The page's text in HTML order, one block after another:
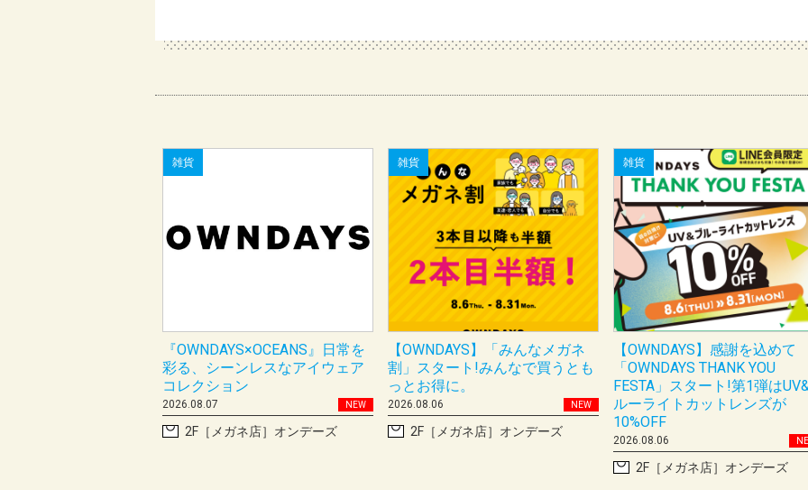
雑貨
『OWNDAYS×OCEANS』日常を
彩る、シーンレスなアイウェア
コレクション
2026.08.07 NEW
2F［メガネ店］オンデーズ
雑貨
【OWNDAYS】「みんなメガネ
割」スタート!みんなで買うとも
っとお得に。
2026.08.06 NEW
2F［メガネ店］オンデーズ
雑貨
【OWNDAYS】感謝を込めて
「OWNDAYS THANK YOU
FESTA」スタート!第1弾は
ルーライトカットレンズが
10%OFF
2026.08.06
2F［メガネ店］オンデーズ